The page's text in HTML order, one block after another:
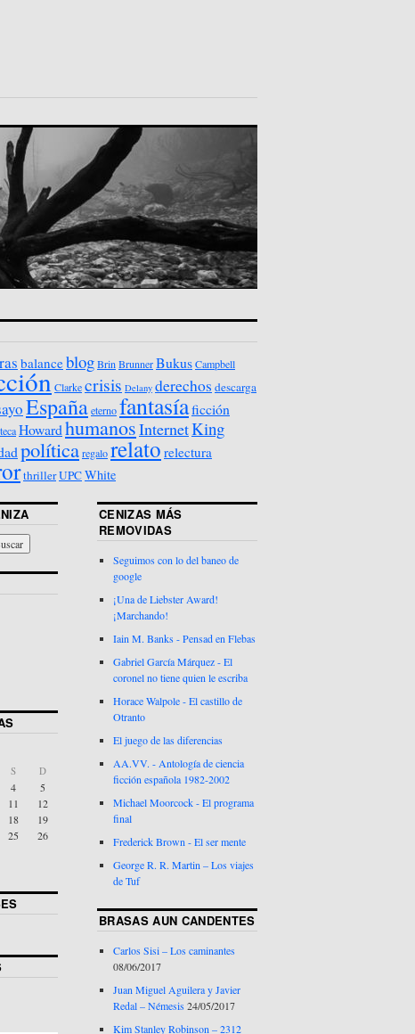
balanceblogBrinBrunnerBukusCampbell
Clarkecrisis Delany derechos descarga
Españaeternofantasíaficción
HowardhumanosInternetKing
políticaregalorelato relectura
thrillerUPCWhite
S D
4
5
11
12
18
19
25
26
CENIZAS MÁS
REMOVIDAS
Seguimos con lo del baneo de
google
¡Una de Liebster Award!
¡Marchando!
Iain M. Banks - Pensad en Flebas
Gabriel García Márquez - El
coronel no tiene quien le escriba
Horace Walpole - El castillo de
Otranto
El juego de las diferencias
AA.VV. - Antología de ciencia
ficción española 1982-2002
Michael Moorcock - El programa
final
Frederick Brown - El ser mente
George R. R. Martin – Los viajes
de Tuf
BRASAS AUN CANDENTES
Carlos Sisi – Los caminantes
08/06/2017
Juan Miguel Aguilera y Javier
Redal – Némesis24/05/2017
Kim Stanley Robinson – 2312